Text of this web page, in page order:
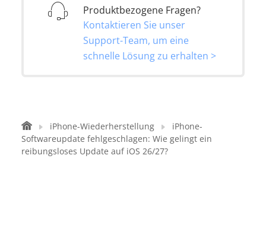
Produktbezogene Fragen?
Kontaktieren Sie unser
Support-Team, um eine
schnelle Lösung zu erhalten >
iPhone-Wiederherstellung
iPhone-
Softwareupdate fehlgeschlagen: Wie gelingt ein
reibungsloses Update auf iOS 26/27?